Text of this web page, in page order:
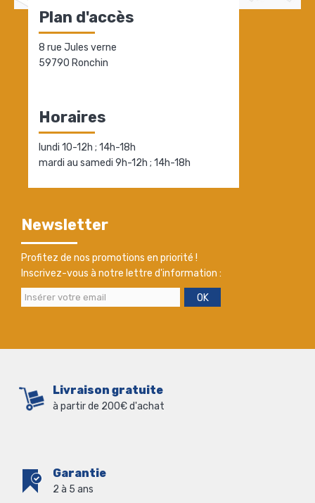
Plan d'accès
8 rue Jules verne
59790 Ronchin
Horaires
lundi 10-12h ; 14h-18h
mardi au samedi 9h-12h ; 14h-18h
Newsletter
Profitez de nos promotions en priorité !
Inscrivez-vous à notre lettre d'information :
OK
Livraison gratuite
à partir de 200€ d'achat
Garantie
2 à 5 ans